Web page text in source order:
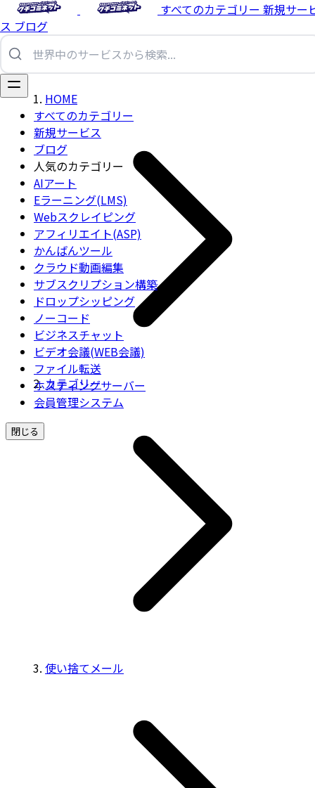
すべてのカテゴリー 新規サー
ス ブログ
すべてのカテゴリー
新規サービス
ブログ
人気のカテゴリー
AIアート
Eラーニング(LMS)
Webスクレイピング
アフィリエイト(ASP)
かんばんツール
クラウド動画編集
サブスクリプション構築
ドロップシッピング
ノーコード
ビジネスチャット
ビデオ会議(WEB会議)
ファイル転送
ホスティングサーバー
会員管理システム
閉じる
HOME
カテゴリー
使い捨てメール